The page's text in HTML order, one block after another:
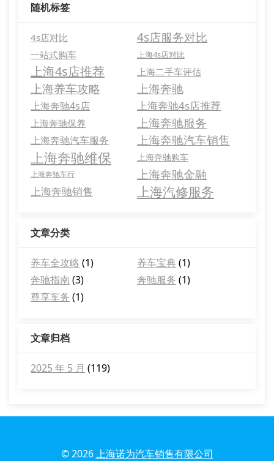
随机标签
4s店对比 4s店服务对比
一站式购车 上海4s店对比
上海4s店推荐 上海二手车评估
上海养车攻略 上海奔驰
上海奔驰4s店 上海奔驰4s店推荐
上海奔驰保养 上海奔驰服务
上海奔驰汽车服务 上海奔驰汽车销售
上海奔驰维保 上海奔驰购车
上海奔驰车行 上海奔驰金融
上海奔驰销售 上海汽修服务
文章分类
养车全攻略 (1) 养车宝典(1)
奔驰指南(3) 奔驰服务 (1)
尊享车务 (1)
文章归档
2025 年 5 月 (119)
© 2026上海诺为汽车销售有限公司